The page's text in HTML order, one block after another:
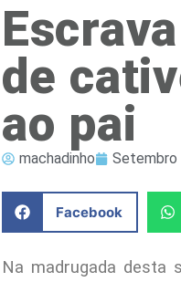
de
ao pai
machadinho Setembro
Facebook
Na madrugada desta